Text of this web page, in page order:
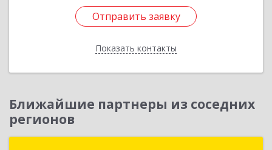
Отправить заявку
Показать контакты
Ермолова ул, дом № 127, кв.47
Ближайшие партнеры из соседних
регионов